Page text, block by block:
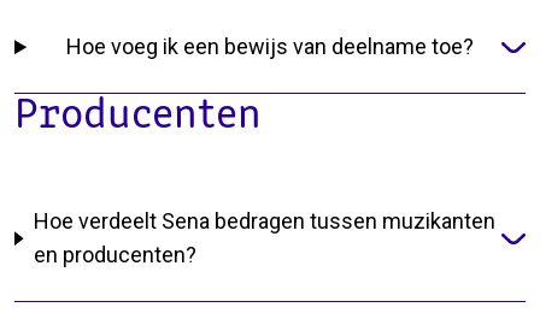
Hoe voeg ik een bewijs van deelname toe?
Producenten
Hoe verdeelt Sena bedragen tussen muzikanten
en producenten?